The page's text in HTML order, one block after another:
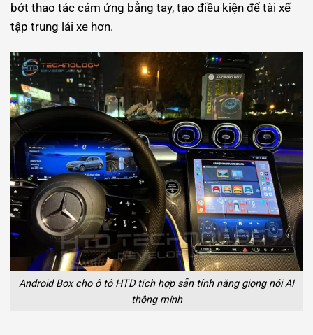
bớt thao tác cảm ứng bằng tay, tạo điều kiện để tài xế
tập trung lái xe hơn.
Android Box cho ô tô HTD tích hợp sẵn tính năng giọng nói AI
thông minh